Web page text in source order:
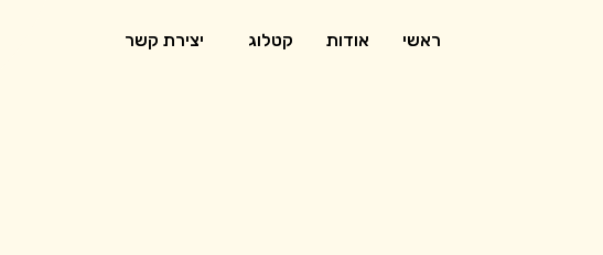
ראשי אודות קטלוג יצירת קשר